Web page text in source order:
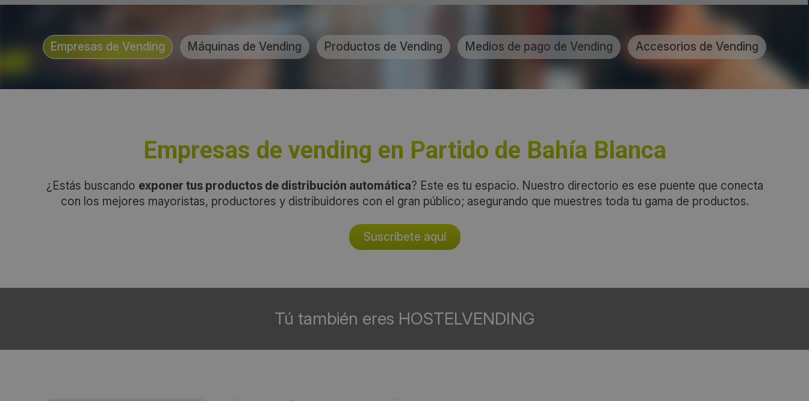
Empresas de Vending Máquinas de Vending Productos de Vending Medios de pago de Vending Accesorios de Vending
Empresas de vending en Partido de Bahía Blanca
¿Estás buscando exponer tus productos de distribución automática? Este es tu espacio. Nuestro directorio es ese puente que conecta
con los mejores mayoristas, productores y distribuidores con el gran público; asegurando que muestres toda tu gama de productos.
Suscríbete aquí
Tú también eres HOSTELVENDING